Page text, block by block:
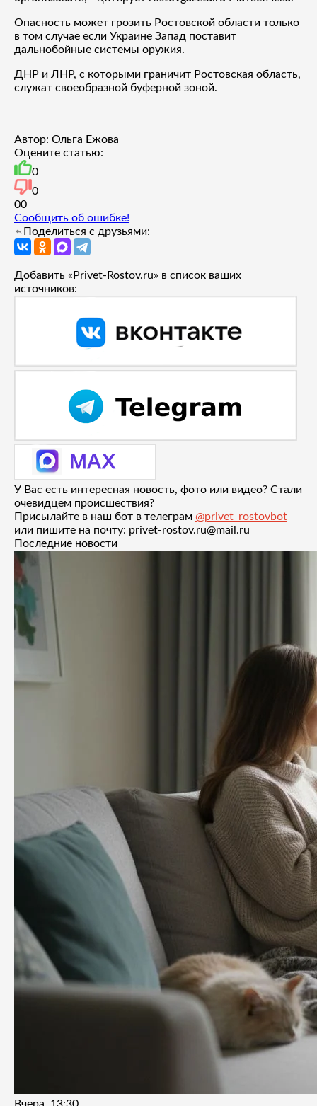
Опасность может грозить Ростовской области только
в том случае если Украине Запад поставит
дальнобойные системы оружия.
ДНР и ЛНР, с которыми граничит Ростовская область,
служат своеобразной буферной зоной.
Автор: Ольга Ежова
Оцените статью:
0
0
00
Сообщить об ошибке!
Поделиться с друзьями:
Добавить «Privet-Rostov.ru» в список ваших
источников:
У Вас есть интересная новость, фото или видео? Стали
очевидцем происшествия?
Присылайте в наш бот в телеграм @privet_rostovbot
или пишите на почту: privet-rostov.ru@mail.ru
Последние новости
Вчера, 13:30